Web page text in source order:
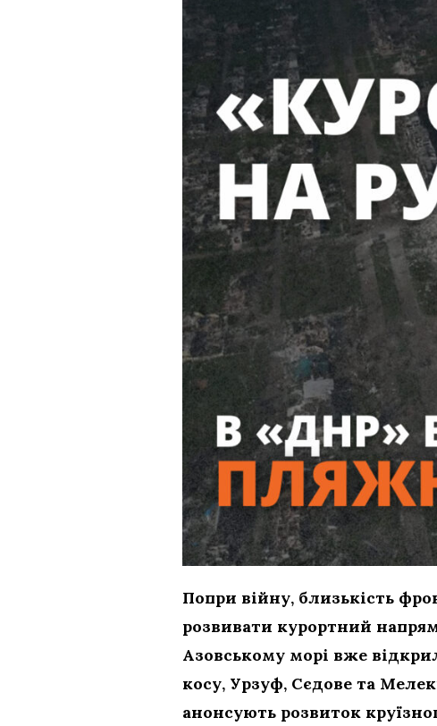
Попри війну, близькість
розвивати курортний
Азовському морі вже
косу, Урзуф, Сєдове та
анонсують розвиток